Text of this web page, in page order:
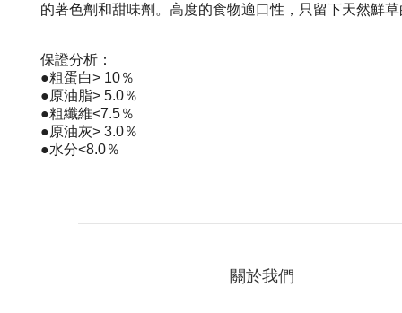
的著色劑和甜味劑。高度的食物適口性，只留下天然鮮
保證分析：
●粗蛋白> 10％
●原油脂> 5.0％
●粗纖維<7.5％
●原油灰> 3.0％
●水分<8.0％
關於我們